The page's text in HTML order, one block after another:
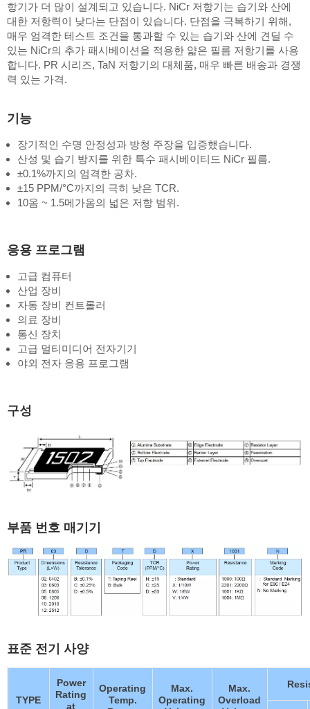
항기가 더 많이 설계되고 있습니다. NiCr 저항기는 습기와 산에
대한 저항력이 낮다는 단점이 있습니다. 단점을 극복하기 위해,
매우 엄격한 테스트 조건을 통과할 수 있는 습기와 산에 견딜 수
있는 NiCr의 추가 패시베이션을 적용한 얇은 필름 저항기를 사용
합니다. PR 시리즈, TaN 저항기의 대체품, 매우 빠른 배송과 경쟁
력 있는 가격.
기능
장기적인 수명 안정성과 방청 주장을 입증했습니다.
산성 및 습기 방지를 위한 특수 패시베이티드 NiCr 필름.
±0.1%까지의 엄격한 공차.
±15 PPM/°C까지의 극히 낮은 TCR.
10옴 ~ 1.5메가옴의 넓은 저항 범위.
응용 프로그램
고급 컴퓨터
산업 장비
자동 장비 컨트롤러
의료 장비
통신 장치
고급 멀티미디어 전자기기
야외 전자 응용 프로그램
구성
부품 번호 매기기
표준 전기 사양
TYPE
Power
Rating
at
Operating
Temp.
Max.
Operating
Max.
Overload